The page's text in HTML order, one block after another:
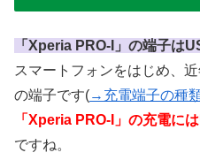
「Xperia PRO-I」の端子は
スマートフォンをはじめ、
の端子です(→充電端子の種
「Xperia PRO-I」の充電に
ですね。